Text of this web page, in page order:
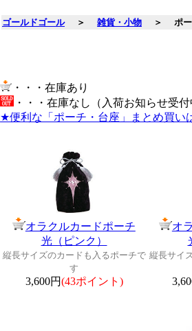
ゴールドゴール ＞ 雑貨・小物 ＞ ポ
・・・在庫あり
・・・在庫なし（入荷お知らせ受
★便利な「ポーチ・台座」まとめ買い
オラクルカードポーチ
光（ピンク）
縦長サイズのカードも入るポーチで
す
3,600円(43ポイント)
オ
縦長サイ